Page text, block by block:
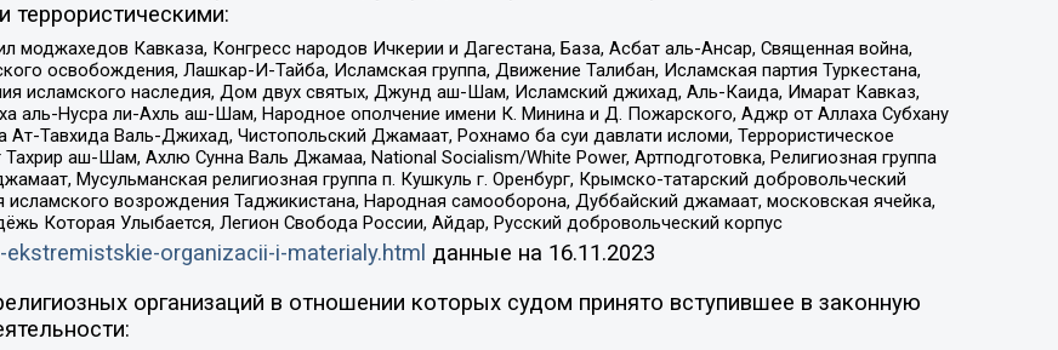
террористическими:
Кавказа, Конгресс народов Ичкерии и Дагестана, База, Асбат аль-Ансар, Священная война,
освобождения, Лашкар-И-Тайба, Исламская группа, Движение Талибан, Исламская партия Туркестана,
исламского наследия, Дом двух святых, Джунд аш-Шам, Исламский джихад, Аль-Каида, Имарат Кавказ,
аль-Нусра ли-Ахль аш-Шам, Народное ополчение имени К. Минина и Д. Пожарского, Аджр от Аллаха Субхану
Тавхида Валь-Джихад, Чистопольский Джамаат, Рохнамо ба суи давлати исломи, Террористическое
аш-Шам, Ахлю Сунна Валь Джамаа, National Socialism/White Power, Артподготовка, Религиозная группа
Мусульманская религиозная группа п. Кушкуль г. Оренбург, Крымско-татарский добровольческий
возрождения Таджикистана, Народная самооборона, Дуббайский джамаат, московская ячейка,
Которая Улыбается, Легион Свобода России, Айдар, Русский добровольческий корпус
organizacii-i-materialy.html данные на 16.11.2023
организаций в отношении которых судом принято вступившее в законную